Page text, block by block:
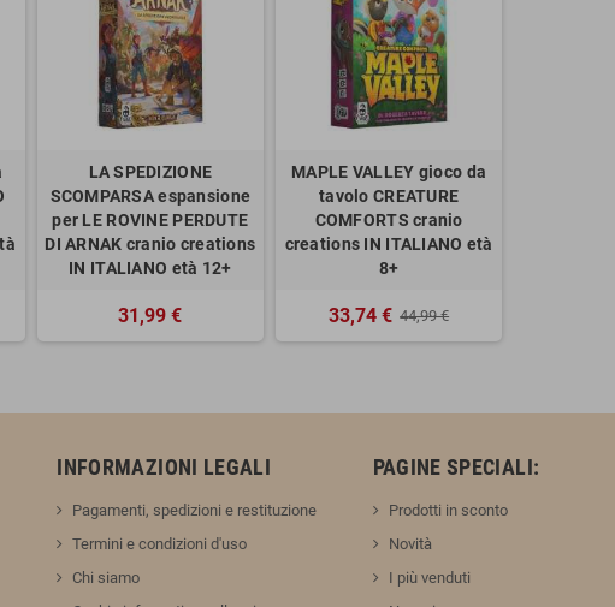
LA SPEDIZIONE
SCOMPARSA espansione
per LE ROVINE PERDUTE
DI ARNAK cranio creations
IN ITALIANO età 12+
31,99 €
MAPLE VALLEY gioco da
tavolo CREATURE
COMFORTS cranio
creations IN ITALIANO età
8+
33,74 € 44,99 €
INFORMAZIONI LEGALI
Pagamenti, spedizioni e restituzione
Termini e condizioni d'uso
Chi siamo
PAGINE SPECIALI:
Prodotti in sconto
Novità
I più venduti